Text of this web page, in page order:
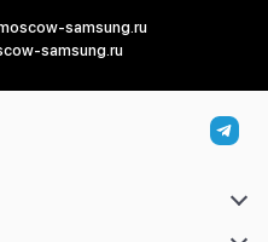
samsung.ru
samsung.ru